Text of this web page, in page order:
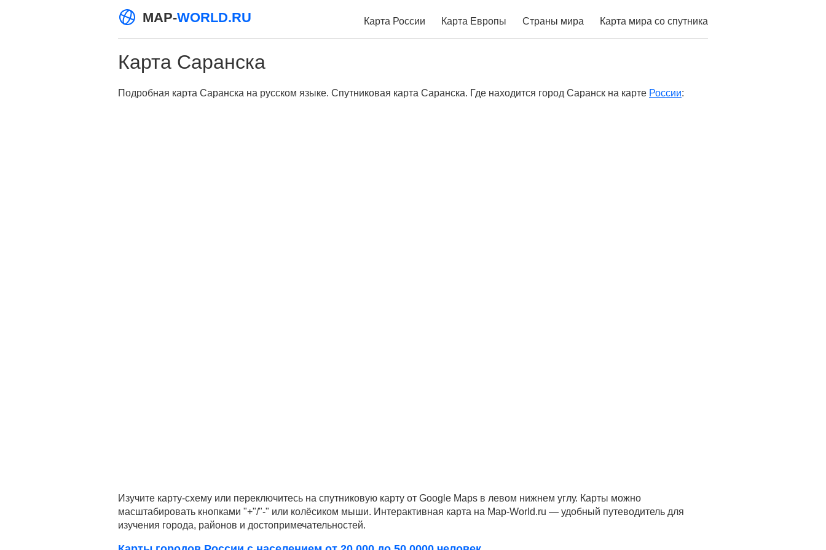
MAP-WORLD.RU Карта России Карта Европы Страны мира Карта мира со спутника
Карта Саранска
Подробная карта Саранска на русском языке. Спутниковая карта Саранска. Где находится город Саранск на карте России:
Изучите карту-схему или переключитесь на спутниковую карту от Google Maps в левом нижнем углу. Карты можно
масштабировать кнопками "+"/"-" или колёсиком мыши. Интерактивная карта на Map-World.ru — удобный путеводитель для
изучения города, районов и достопримечательностей.